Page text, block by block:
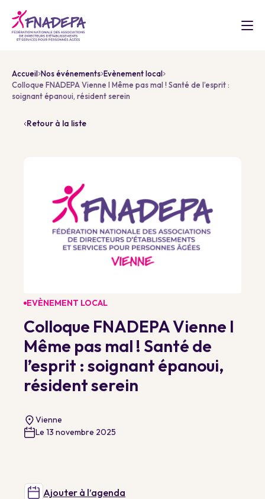
Accueil Nos événements Evènement local
Colloque FNADEPA Vienne I Même pas mal ! Santé de l’esprit :
soignant épanoui, résident serein
Retour à la liste
EVÈNEMENT LOCAL
Colloque FNADEPA Vienne I
Même pas mal ! Santé de
l’esprit : soignant épanoui,
résident serein
Vienne
Le 13 novembre 2025
Ajouter à l’agenda